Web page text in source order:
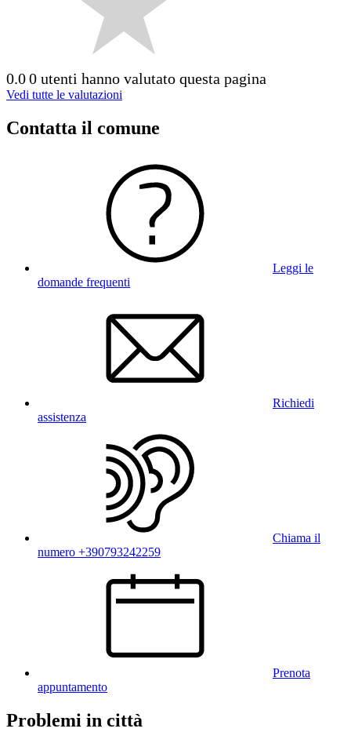
0.00 utenti hanno valutato questa pagina
Vedi tutte le valutazioni
Contatta il comune
Leggi le
domande frequenti
Richiedi
assistenza
Chiama il
numero +390793242259
Prenota
appuntamento
Problemi in città